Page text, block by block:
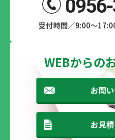
受付時間／9:00～
WEBからの
お問
お見